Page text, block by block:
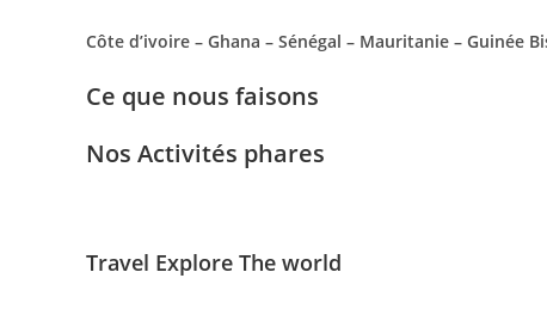
Côte d’ivoire – Ghana – Sénégal – Mauritanie – Guinée
Ce que nous faisons
Nos Activités phares
Travel Explore The world